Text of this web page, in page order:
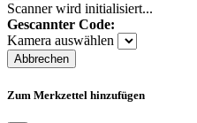
Scanner wird initialisiert...
Gescannter Code:
Kamera auswählen
Abbrechen
Zum Merkzettel hinzufügen